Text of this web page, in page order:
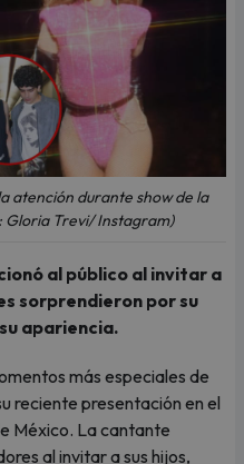
atención durante show de la
Gloria Trevi/ Instagram)
al público al invitar a
sorprendieron por su
apariencia.
más especiales de
reciente presentación en el
México. La cantante
al invitar a sus hijos,